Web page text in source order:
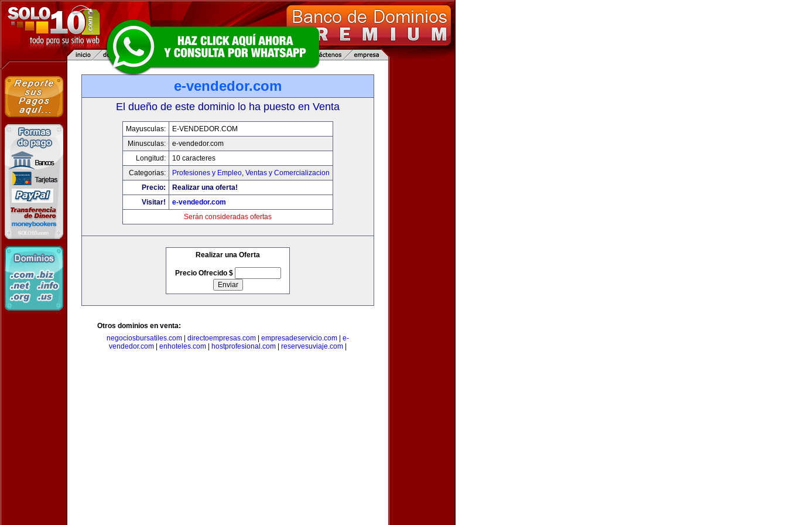
e-vendedor.com
El dueño de este dominio lo ha puesto en Venta
Mayusculas:
E-VENDEDOR.COM
Minusculas:
e-vendedor.com
Longitud:
10 caracteres
Categorias:
Profesiones y Empleo, Ventas y Comercializacion
Precio:
Realizar una oferta!
Visitar!
e-vendedor.com
Serán consideradas ofertas
Realizar una Oferta
Precio Ofrecido $
Otros dominios en venta:
negociosbursatiles.com
directoempresas.com empresadeservicio.com
e-
vendedor.com
enhoteles.com hostprofesional.com reservesuviaje.com